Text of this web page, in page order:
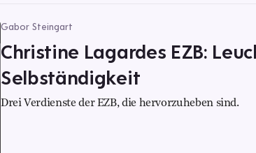
Gabor Steingart
Christine Lagardes EZB:
Selbständigkeit
Drei Verdienste der EZB, die hervorzuheben sind.